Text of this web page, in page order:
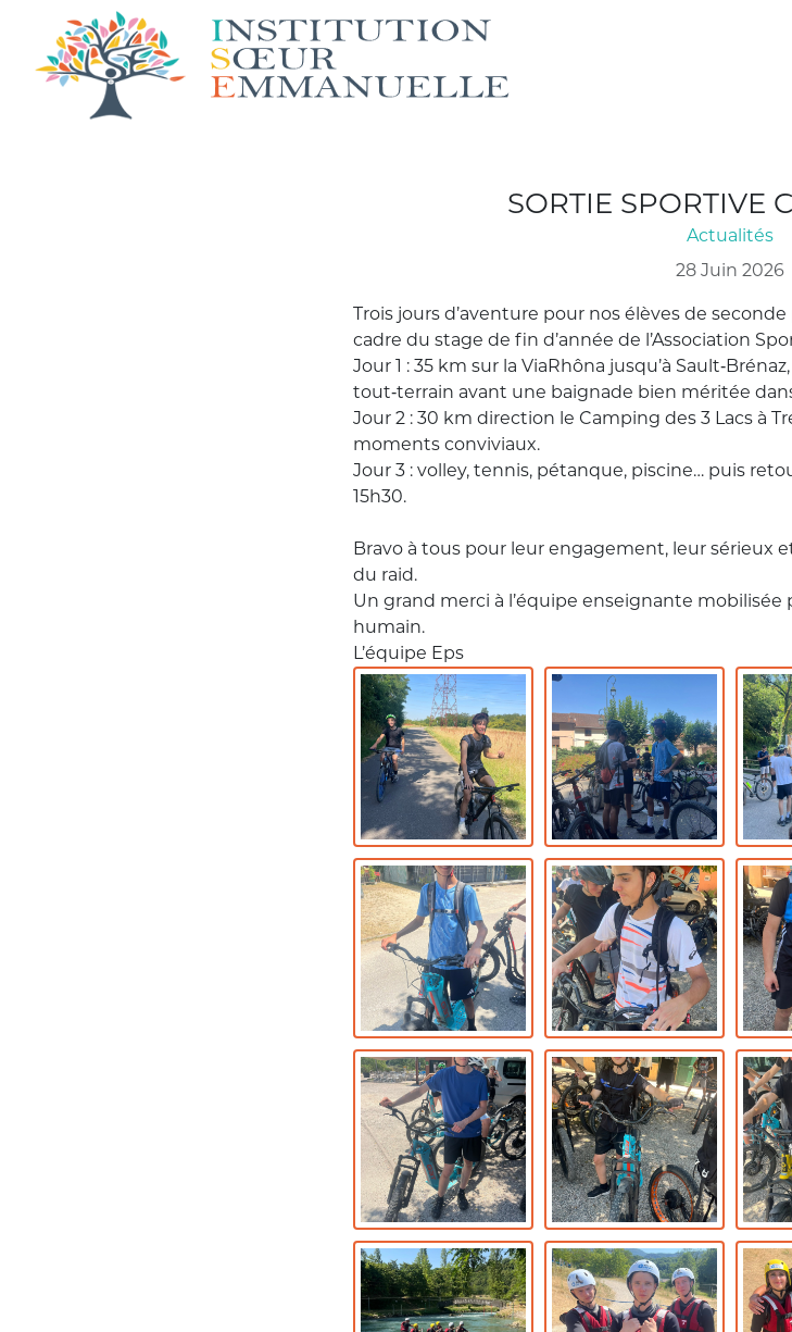
SORTIE SPORTIVE
Actualités
28 Juin 2026
Trois jours d’aventure pour nos élèves de
cadre du stage de fin d’année de l’Association
Jour 1 : 35 km sur la ViaRhôna jusqu’à
tout‑terrain avant une baignade bien méritée
Jour 2 : 30 km direction le Camping des 3 Lacs à
moments conviviaux.
Jour 3 : volley, tennis, pétanque, piscine… puis
15h30.
Bravo à tous pour leur engagement, leur sérieux
du raid.
Un grand merci à l’équipe enseignante
humain.
L’équipe Eps